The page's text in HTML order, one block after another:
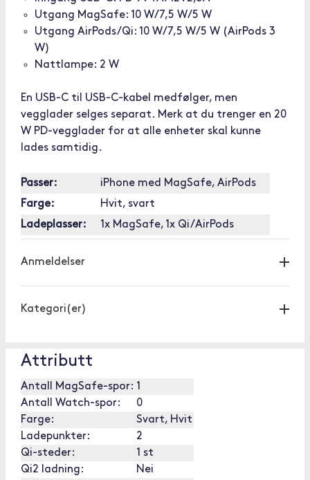
Utgang MagSafe: 10 W/7,5 W/5 W
Utgang AirPods/Qi: 10 W/7,5 W/5 W (AirPods 3
W)
Nattlampe: 2 W
En USB-C til USB-C-kabel medfølger, men
vegglader selges separat. Merk at du trenger en 20
W PD-vegglader for at alle enheter skal kunne
lades samtidig.
Passer:
iPhone med MagSafe, AirPods
Farge:
Hvit, svart
Ladeplasser:
1x MagSafe, 1x Qi/AirPods
Anmeldelser
Kategori(er)
Attributt
Antall MagSafe-spor: 1
Antall Watch-spor:
0
Farge:
Svart, Hvit
Ladepunkter:
2
Qi-steder:
1 st
Qi2 ladning:
Nei